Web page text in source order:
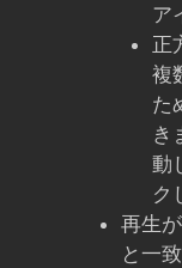
ア
正
複
た
き
動
ク
再生
と一